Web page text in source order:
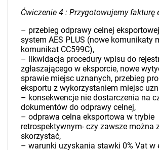
Ćwiczenie 4 : Przygotowujemy fakturę
– przebieg odprawy celnej
system AES PLUS (nowe komunikaty
komunikat CC599C),
– likwidacja procedury wpisu do
zgłaszającego w eksporcie, nowe
sprawie miejsc uznanych, przebieg
eksportu z wykorzystaniem miejsc
– konsekwencje nie dostarczenia na
dokumentów do odprawy celnej,
– odprawa celna eksportowa w trybie
retrospektywnym- czy zawsze można
skorzystać,
– warunki uzyskania stawki 0% Vat w